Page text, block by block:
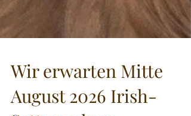
Wir erwarten Mitte